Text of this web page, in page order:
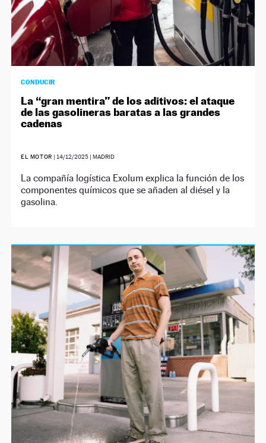
CONDUCIR
La “gran mentira” de los aditivos: el ataque
de las gasolineras baratas a las grandes
cadenas
EL MOTOR | 14/12/2025| MADRID
La compañía logística Exolum explica la función de los
componentes químicos que se añaden al diésel y la
gasolina.